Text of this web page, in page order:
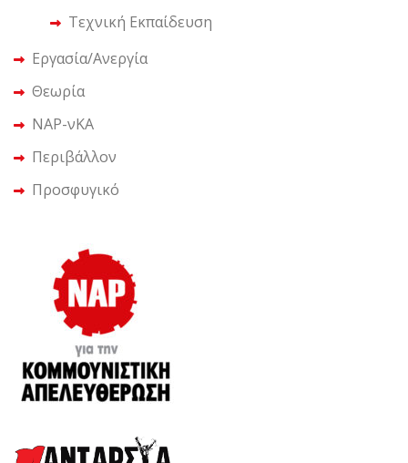
Τεχνική Εκπαίδευση
Εργασία/Ανεργία
Θεωρία
ΝΑΡ-νΚΑ
Περιβάλλον
Προσφυγικό